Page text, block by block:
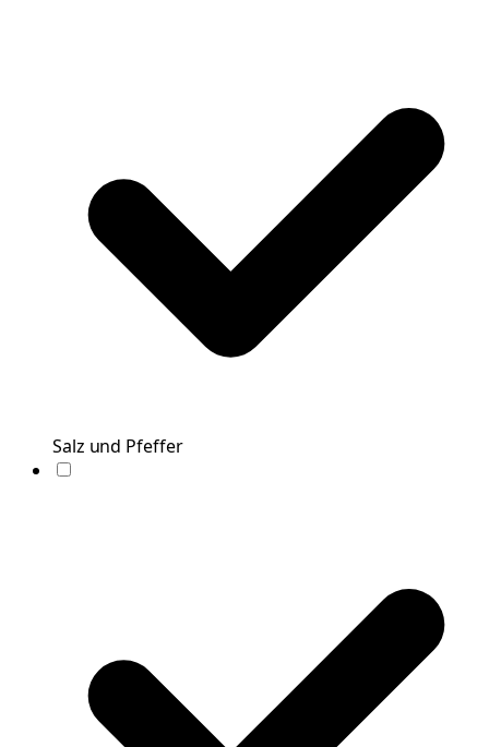
Salz und Pfeffer